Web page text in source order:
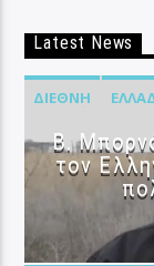
Latest News
ΔΙΕΘΝΉ
B.
τον